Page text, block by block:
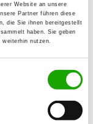
Website an unsere
Partner führen diese
die Sie ihnen bereitgestellt
haben. Sie geben
nutzen.
Details
Details